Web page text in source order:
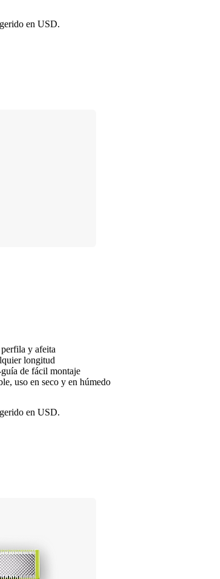
en USD.
y afeita
longitud
de fácil montaje
uso en seco y en húmedo
en USD.